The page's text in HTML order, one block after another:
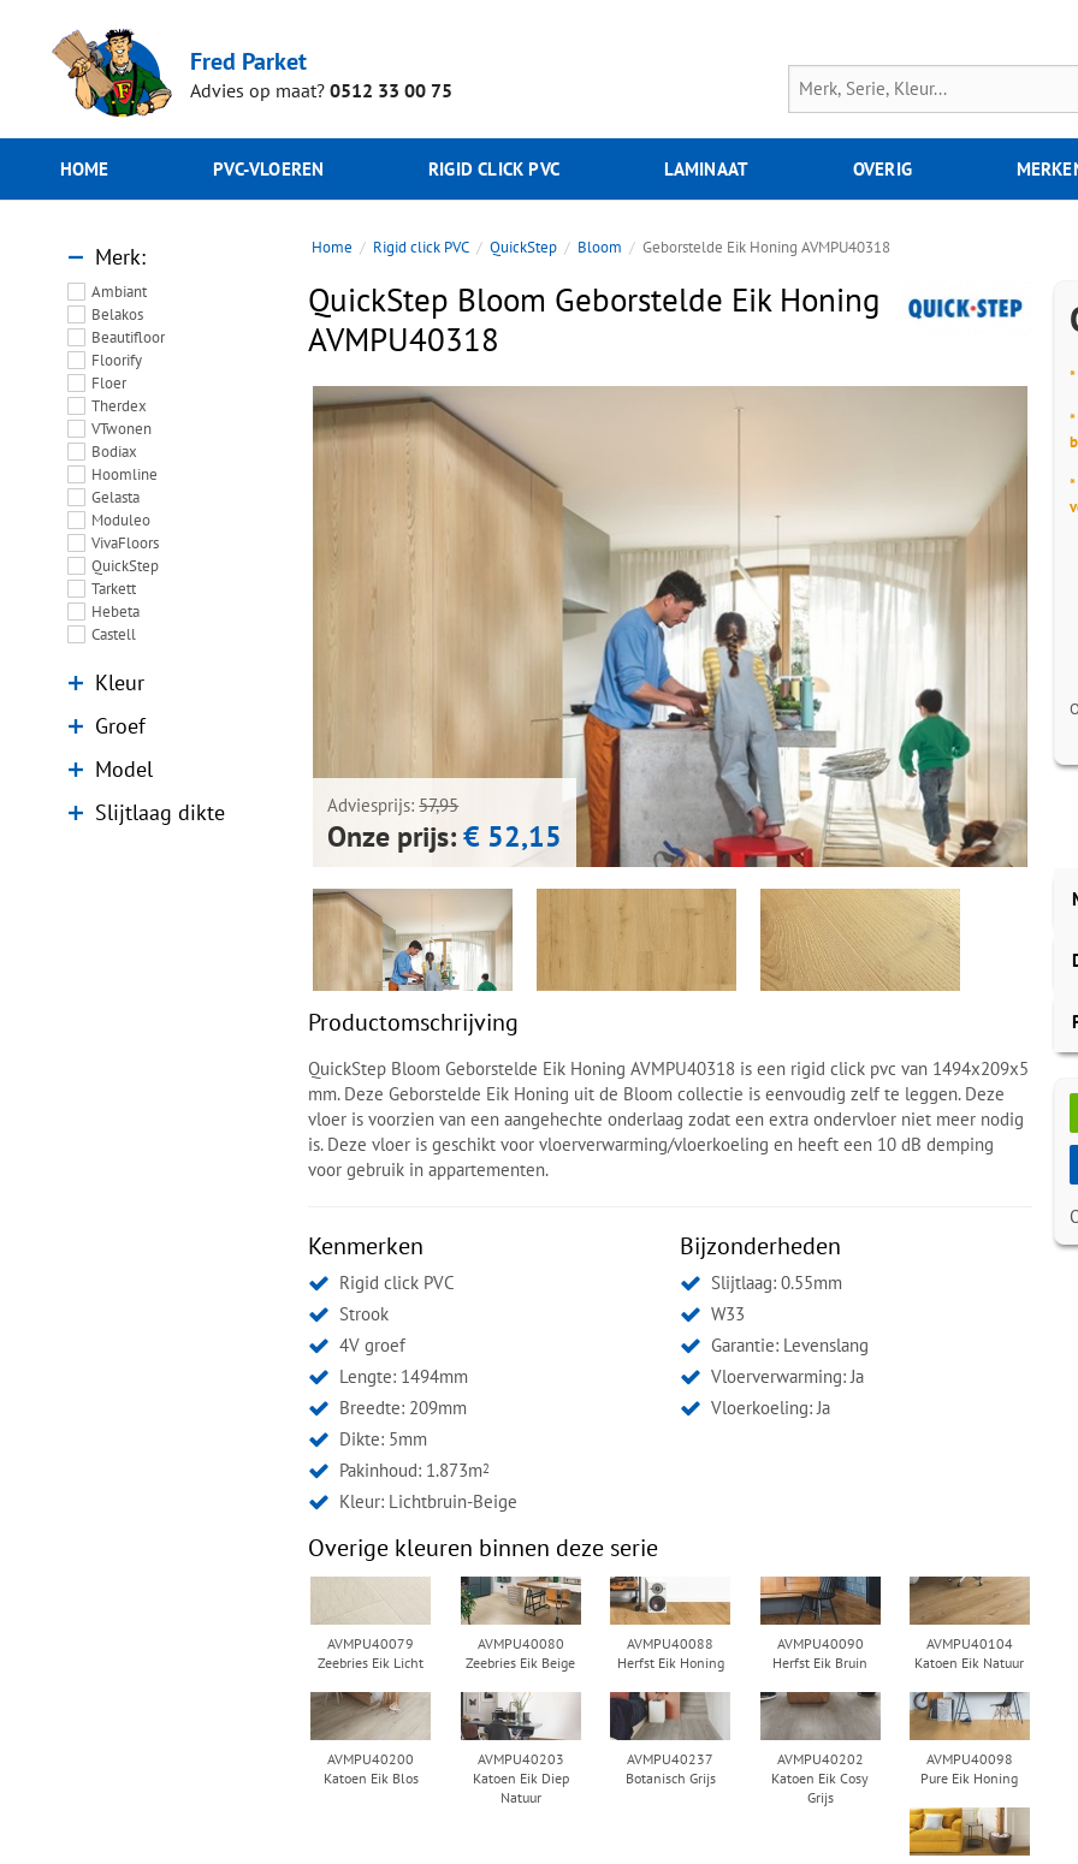
Fred Parket
Advies op maat? 0512 33 00 75
HOME PVC-VLOEREN RIGID CLICK PVC LAMINAAT OVERIG
Merk
Ambiant
Belakos
Beautifloor
Floorify
Floer
Therdex
VTwonen
Bodiax
Hoomline
Gelasta
Moduleo
VivaFloors
QuickStep
Tarkett
Hebeta
Castell
Kleur
Groef
Model
Slijtlaag dikte
Home Rigid click PVC QuickStep Bloom Geborstelde Eik Honing AVMPU40318
QuickStep Bloom Geborstelde Eik Honing
AVMPU40318
Adviesprijs:57,95
Onze prijs: € 52,15
Productomschrijving
QuickStep Bloom Geborstelde Eik Honing AVMPU40318 is een rigid click pvc van 1494x209x5
mm. Deze Geborstelde Eik Honing uit de Bloom collectie is eenvoudig zelf te leggen. Deze
vloer is voorzien van een aangehechte onderlaag zodat een extra ondervloer niet meer nodig
is. Deze vloer is geschikt voor vloerverwarming/vloerkoeling en heeft een 10 dB demping
voor gebruik in appartementen.
Kenmerken
Rigid click PVC
Strook
4V groef
Lengte: 1494mm
Breedte: 209mm
Dikte: 5mm
Pakinhoud: 1.873m2
Kleur: Lichtbruin-Beige
Bijzonderheden
Slijtlaag: 0.55mm
W33
Garantie: Levenslang
Vloerverwarming: Ja
Vloerkoeling: Ja
Overige kleuren binnen deze serie
AVMPU40079
Zeebries Eik Licht
AVMPU40080
Zeebries Eik Beige
AVMPU40088
Herfst Eik Honing
AVMPU40090
Herfst Eik Bruin
AVMPU40104
Katoen Eik Natuur
AVMPU40200
Katoen Eik Blos
AVMPU40203
Katoen Eik Diep
Natuur
AVMPU40237
Botanisch Grijs
AVMPU40202
Katoen Eik Cosy
Grijs
AVMPU40098
Pure Eik Honing